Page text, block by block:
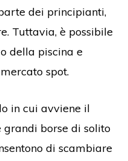
dei principianti,
Tuttavia, è possibile
della piscina e
spot.
in cui avviene il
borse di solito
di scambiare